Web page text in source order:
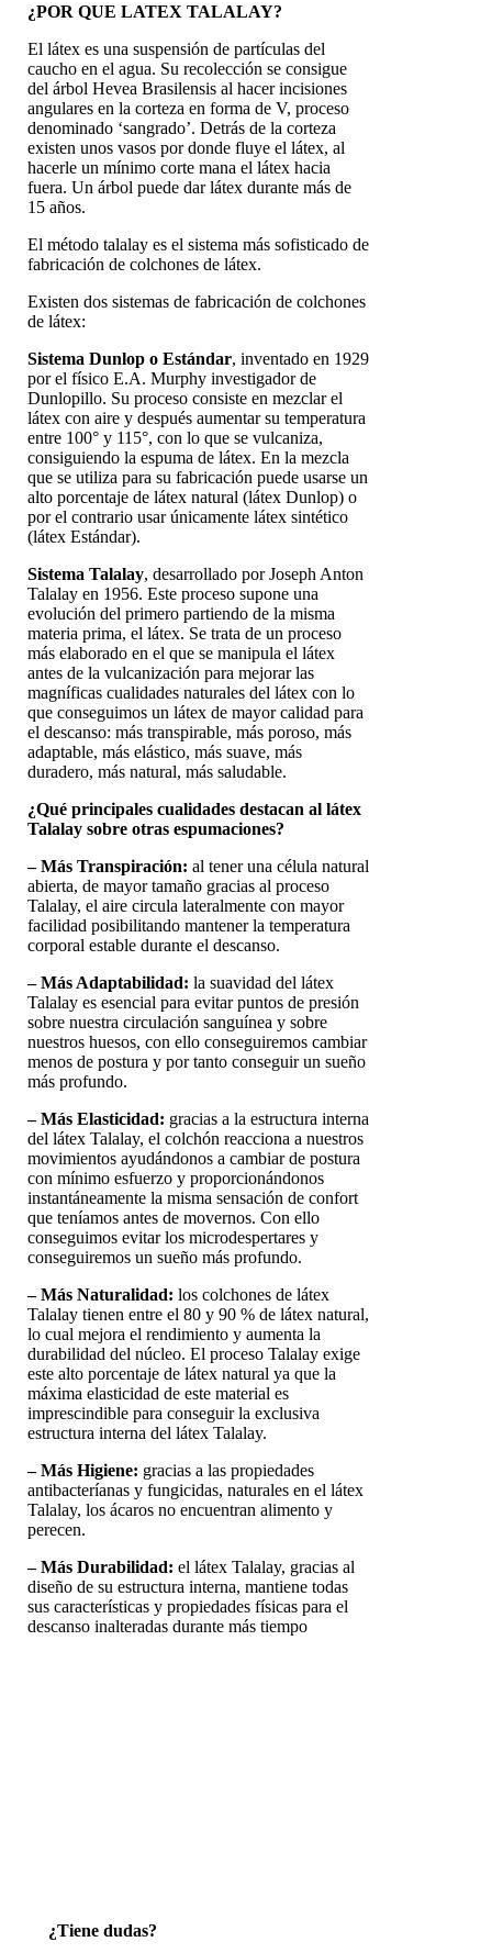
¿POR QUE LATEX TALALAY?
El látex es una suspensión de partículas del
caucho en el agua. Su recolección se consigue
del árbol Hevea Brasilensis al hacer incisiones
angulares en la corteza en forma de V, proceso
denominado ‘sangrado’. Detrás de la corteza
existen unos vasos por donde fluye el látex, al
hacerle un mínimo corte mana el látex hacia
fuera. Un árbol puede dar látex durante más de
15 años.
El método talalay es el sistema más sofisticado de
fabricación de colchones de látex.
Existen dos sistemas de fabricación de colchones
de látex:
Sistema Dunlop o Estándar, inventado en 1929
por el físico E.A. Murphy investigador de
Dunlopillo. Su proceso consiste en mezclar el
látex con aire y después aumentar su temperatura
entre 100° y 115°, con lo que se vulcaniza,
consiguiendo la espuma de látex. En la mezcla
que se utiliza para su fabricación puede usarse un
alto porcentaje de látex natural (látex Dunlop) o
por el contrario usar únicamente látex sintético
(látex Estándar).
Sistema Talalay, desarrollado por Joseph Anton
Talalay en 1956. Este proceso supone una
evolución del primero partiendo de la misma
materia prima, el látex. Se trata de un proceso
más elaborado en el que se manipula el látex
antes de la vulcanización para mejorar las
magníficas cualidades naturales del látex con lo
que conseguimos un látex de mayor calidad para
el descanso: más transpirable, más poroso, más
adaptable, más elástico, más suave, más
duradero, más natural, más saludable.
¿Qué principales cualidades destacan al látex
Talalay sobre otras espumaciones?
– Más Transpiración:al tener una célula natural
abierta, de mayor tamaño gracias al proceso
Talalay, el aire circula lateralmente con mayor
facilidad posibilitando mantener la temperatura
corporal estable durante el descanso.
– Más Adaptabilidad:la suavidad del látex
Talalay es esencial para evitar puntos de presión
sobre nuestra circulación sanguínea y sobre
nuestros huesos, con ello conseguiremos cambiar
menos de postura y por tanto conseguir un sueño
más profundo.
– Más Elasticidad: gracias a la estructura interna
del látex Talalay, el colchón reacciona a nuestros
movimientos ayudándonos a cambiar de postura
con mínimo esfuerzo y proporcionándonos
instantáneamente la misma sensación de confort
que teníamos antes de movernos. Con ello
conseguimos evitar los microdespertares y
conseguiremos un sueño más profundo.
– Más Naturalidad:los colchones de látex
Talalay tienen entre el 80 y 90 % de látex natural,
lo cual mejora el rendimiento y aumenta la
durabilidad del núcleo. El proceso Talalay exige
este alto porcentaje de látex natural ya que la
máxima elasticidad de este material es
imprescindible para conseguir la exclusiva
estructura interna del látex Talalay.
– Más Higiene: gracias a las propiedades
antibacteríanas y fungicidas, naturales en el látex
Talalay, los ácaros no encuentran alimento y
perecen.
– Más Durabilidad:el látex Talalay, gracias al
diseño de su estructura interna, mantiene todas
sus características y propiedades físicas para el
descanso inalteradas durante más tiempo
¿Tiene dudas?